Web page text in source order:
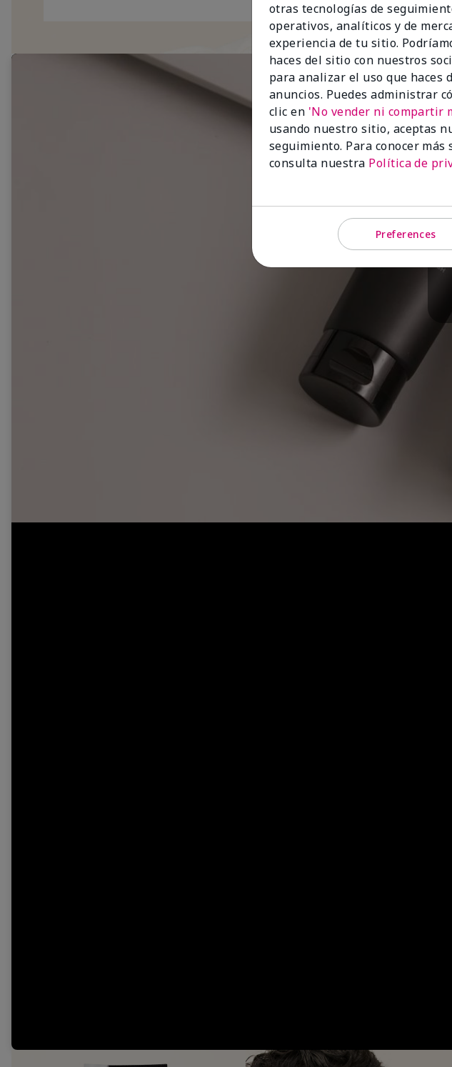
otras tecnologías de
operativos, analíticos y de
experiencia de tu sitio.
haces del sitio con nuestros
para analizar el uso que haces
anuncios. Puedes administrar
clic en 'No vender ni compartir
usando nuestro sitio, aceptas
seguimiento. Para conocer
consulta nuestra Política de
Preferences